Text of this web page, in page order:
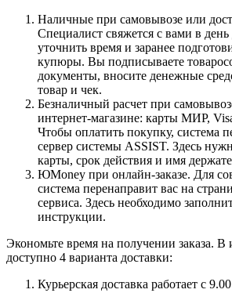
Наличные при самовывозе или
Специалист свяжется с вами в
уточнить время и заранее
купюры. Вы подписываете
документы, вносите денежные
товар и чек.
Безналичный расчет при
интернет-магазине: карты МИР,
Чтобы оплатить покупку, система
сервер системы ASSIST. Здесь
карты, срок действия и имя
ЮMoney при онлайн-заказе. Для
система перенаправит вас на
сервиса. Здесь необходимо
инструкции.
Экономьте время на получении заказа. В
доступно 4 варианта доставки:
Курьерская доставка работает с